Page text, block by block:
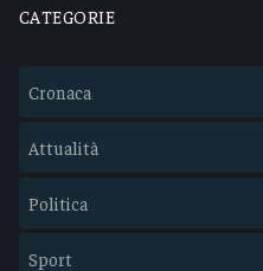
CATEGORIE
Cronaca
Attualità
Politica
Sport